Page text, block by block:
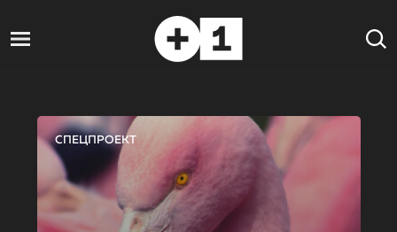
СПЕЦПРОЕКТ